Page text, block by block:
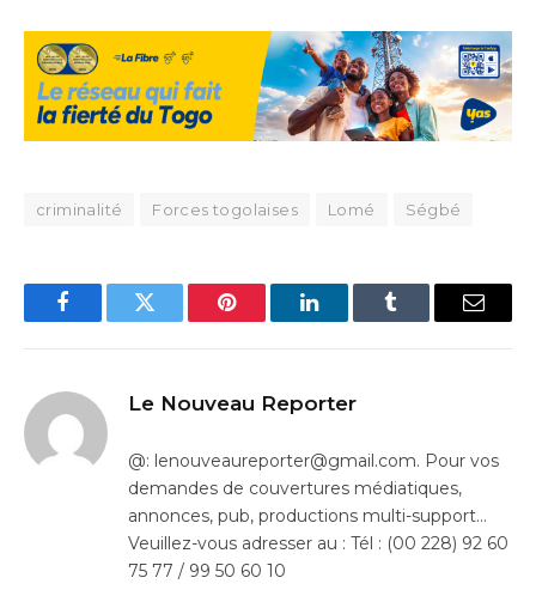
criminalité Forces togolaises Lomé Ségbé
FacebookTwitter Pinterest LinkedInTumblr Email
Le Nouveau Reporter
@: lenouveaureporter@gmail.com. Pour vos
demandes de couvertures médiatiques,
annonces, pub, productions multi-support…
Veuillez-vous adresser au : Tél : (00 228) 92 60
75 77 / 99 50 60 10